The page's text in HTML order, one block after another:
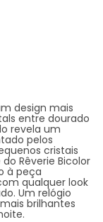
design mais
entre dourado
revela um
pelos
cristais
Rêverie Bicolor
à peça
qualquer look
Um relógio
brilhantes